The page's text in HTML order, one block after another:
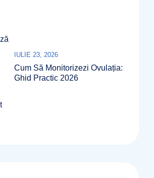
Cum Să Monitorizezi Ovulația:
Ghid Practic 2026
IULIE 23, 2026